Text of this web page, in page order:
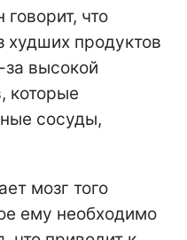
что
худших продуктов
за высокой
которые
сосуды,
мозг того
ему необходимо